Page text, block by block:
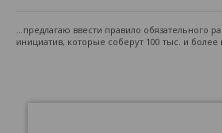
...предлагаю ввести правило обязательного
инициатив, которые соберут 100 тыс. и более